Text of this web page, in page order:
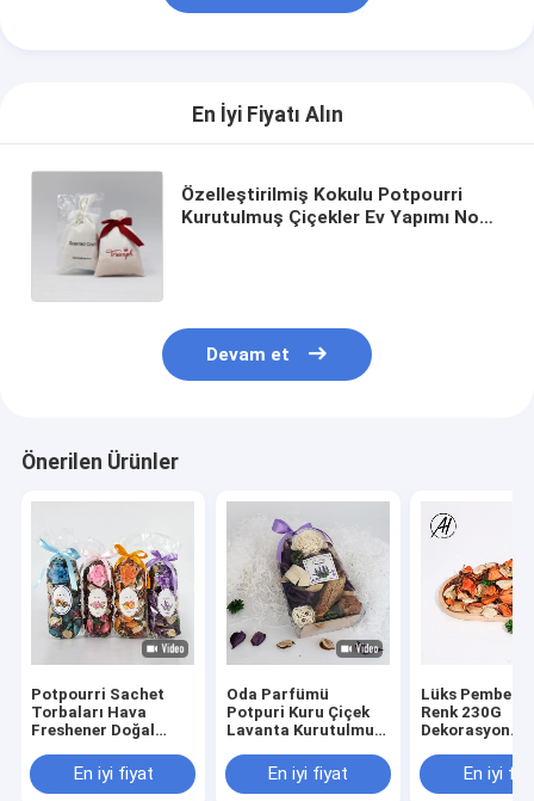
En İyi Fiyatı Alın
Özelleştirilmiş Kokulu Potpourri
Kurutulmuş Çiçekler Ev Yapımı Noel
Devam et
Önerilen Ürünler
Potpourri Sachet
Torbaları Hava
Freshener Doğal
Dekorasyonu Kokulu
Botanik
En iyi fiyat
Oda Parfümü
Potpuri Kuru Çiçek
Lavanta Kurutulmuş
En iyi fiyat
Lüks Pembe
Renk 230G
Dekorasyon
Hediyesi İçin
Kurutulmuş
En iyi